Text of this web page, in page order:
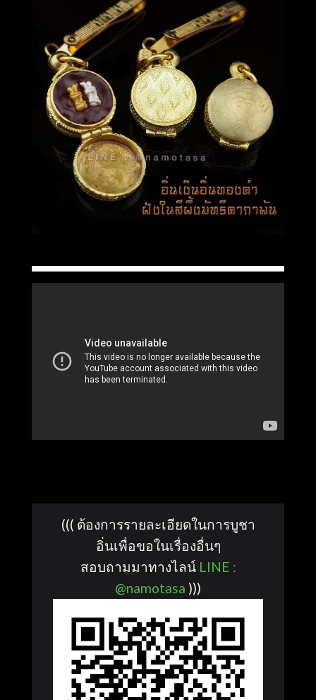
((( ต้องการรายละเอียดในการบูชา
อิ่นเพื่อขอในเรื่องอื่นๆ
สอบถามมาทางไลน์ LINE :
@namotasa )))